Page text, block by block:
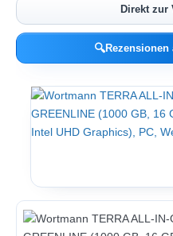
Direkt zur
🔍Rezensionen